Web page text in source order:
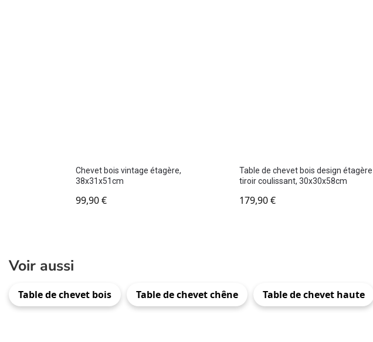
Chevet bois vintage étagère,
38x31x51cm
99,90€
Table de chevet bois design étagère
tiroir coulissant, 30x30x58cm
179,90€
Voir aussi
Table de chevet bois Table de chevet chêne Table de chevet haute